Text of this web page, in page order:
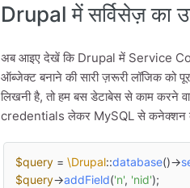
Drupal में सर्विसेज़ का
अब आइए देखें कि Drupal में Service
ऑब्जेक्ट बनाने की सारी ज़रूरी लॉजिक को
लिखनी है, तो हम बस डेटाबेस से काम
credentials लेकर MySQL से कनेक्शन
$query = \Drupal::database()->
$query->addField('n', 'nid'